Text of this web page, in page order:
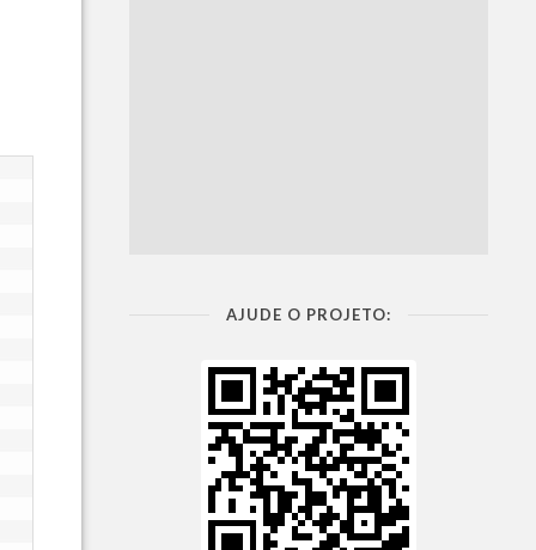
AJUDE O PROJETO: